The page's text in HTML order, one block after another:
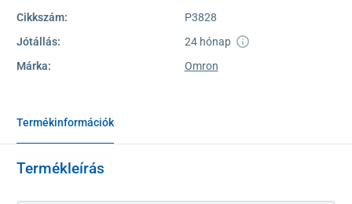
Cikkszám:
P3828
Jótállás:
24 hónap
Márka:
Omron
Termékinformációk
Termékleírás